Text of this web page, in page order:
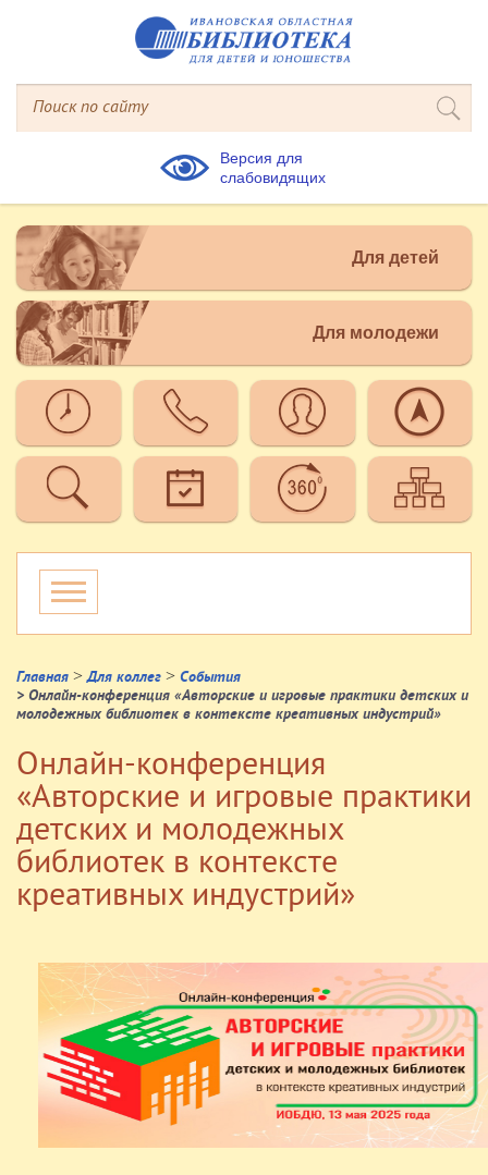
Версия для
слабовидящих
Для детей
Для молодежи
Главная >Для коллег > События
> Онлайн-конференция «Авторские и игровые практики детских и
молодежных библиотек в контексте креативных индустрий»
Онлайн-конференция
«Авторские и игровые практики
детских и молодежных
библиотек в контексте
креативных индустрий»